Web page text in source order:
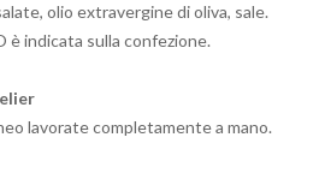
olio extravergine di oliva, sale.
è indicata sulla confezione.
lavorate completamente a mano.